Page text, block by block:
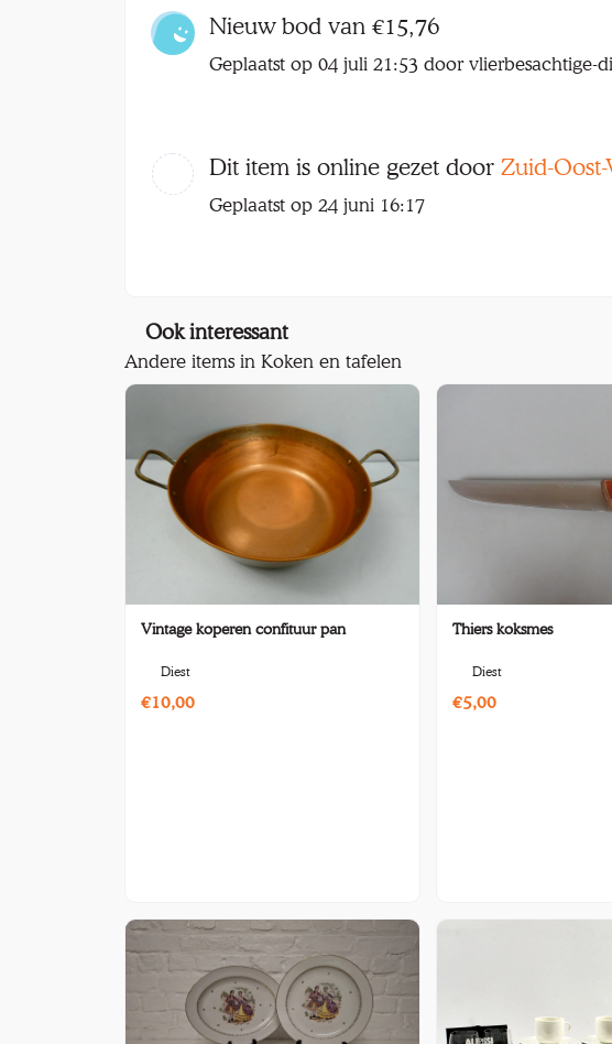
Nieuw bod van €15,76
Geplaatst op 04 juli 21:53 door vlierbesachtige-
Dit item is online gezet door Zuid-
Geplaatst op 24 juni 16:17
Ook interessant
Andere items in Koken en tafelen
Vintage koperen confituur pan
Diest
€10,00
Thiers koksmes
Diest
€5,00